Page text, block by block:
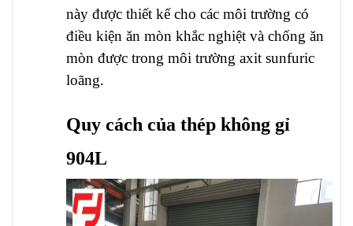
này được thiết kế cho các môi trường có
điều kiện ăn mòn khắc nghiệt và chống ăn
mòn được trong môi trường axit sunfuric
loãng.
Quy cách của thép không gỉ
904L